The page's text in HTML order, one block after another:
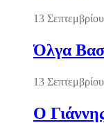
13
Όλγα
13
Ο